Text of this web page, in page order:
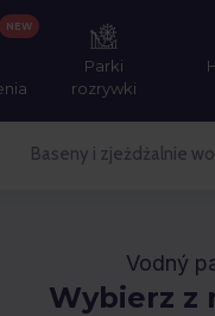
NEW
Parki
rozrywki
Baseny i zjeżdżalnie
Vodný
Wybierz z